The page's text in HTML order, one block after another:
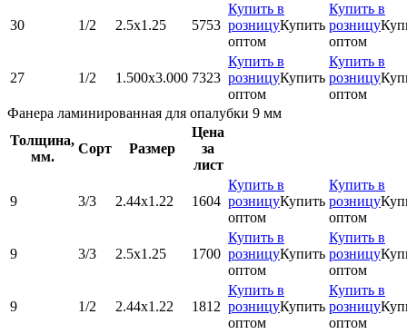
30 1/2 2.5х1.25 5753
Купить в
розницуКупить
оптом
Купить в
розницу
оптом
27 1/2 1.500x3.000 7323
Купить в
розницуКупить
оптом
Купить в
розницу
оптом
Фанера ламинированная для опалубки 9 мм
Толщина,
мм.
Сорт Размер
Цена
за
лист
9 3/3 2.44х1.22 1604
Купить в
розницуКупить
оптом
Купить в
розницу
оптом
9 3/3 2.5х1.25 1700
Купить в
розницуКупить
оптом
Купить в
розницу
оптом
9 1/2 2.44х1.22 1812
Купить в
розницуКупить
оптом
Купить в
розницу
оптом